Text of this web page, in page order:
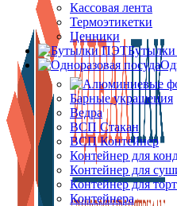
Кассовая лента
Термоэтикетки
Ценники
Барные украшения
Ведра
ВСП Стакан
ВСП Контейнер
Контейнер для
Контейнер для
Контейнер для
Контейнера